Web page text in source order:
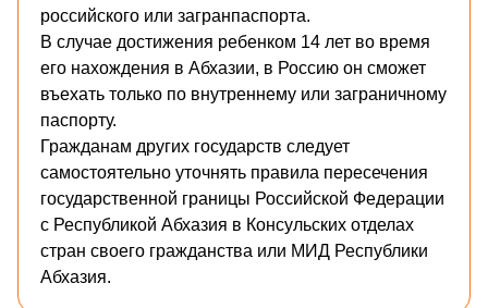
российского или загранпаспорта.
В случае достижения ребенком 14 лет во время
его нахождения в Абхазии, в Россию он сможет
въехать только по внутреннему или заграничному
паспорту.
Гражданам других государств следует
самостоятельно уточнять правила пересечения
государственной границы Российской Федерации
с Республикой Абхазия в Консульских отделах
стран своего гражданства или МИД Республики
Абхазия.